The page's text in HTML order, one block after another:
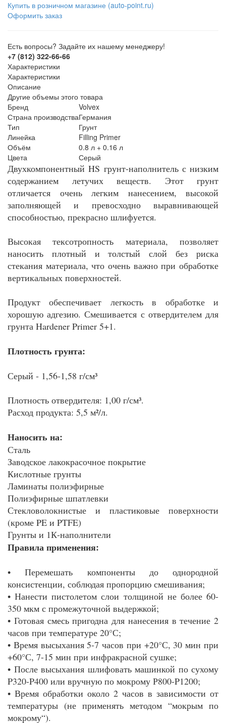
Купить в розничном магазине (auto-point.ru)
Оформить заказ
Есть вопросы? Задайте их нашему менеджеру!
+7 (812) 322-66-66
Характеристики
Характеристики
Описание
Другие объемы этого товара
Бренд
Volvex
Страна производстваГермания
Тип
Грунт
Линейка
Filling Primer
Объём
0.8 л + 0.16 л
Цвета
Серый
Двухкомпонентный HS грунт-наполнитель с низким
содержанием летучих веществ. Этот грунт
отличается очень легким нанесением, высокой
заполняющей и превосходно выравнивающей
способностью, прекрасно шлифуется.
Высокая тексотропность материала, позволяет
наносить плотный и толстый слой без риска
стекания материала, что очень важно при обработке
вертикальных поверхностей.
Продукт обеспечивает легкость в обработке и
хорошую адгезию. Смешивается с отвердителем для
грунта Hardener Primer 5+1.
Плотность грунта:
Серый - 1,56-1,58 г/см³
Плотность отвердителя: 1,00 г/см³.
Расход продукта: 5,5 м²/л.
Наносить на:
Сталь
Заводское лакокрасочное покрытие
Кислотные грунты
Ламинаты полиэфирные
Полиэфирные шпатлевки
Стекловолокнистые и пластиковые поверхности
(кроме PE и PTFE)
Грунты и 1К-наполнители
Правила применения:
• Перемешать компоненты до однородной
консистенции, соблюдая пропорцию смешивания;
• Нанести пистолетом слои толщиной не более 60-
350 мкм с промежуточной выдержкой;
• Готовая смесь пригодна для нанесения в течение 2
часов при температуре 20°С;
• Время высыхания 5-7 часов при +20°С, 30 мин при
+60°С, 7-15 мин при инфракрасной сушке;
• После высыхания шлифовать машинкой по сухому
P320-P400 или вручную по мокрому Р800-P1200;
• Время обработки около 2 часов в зависимости от
температуры (не применять методом “мокрым по
мокрому“).